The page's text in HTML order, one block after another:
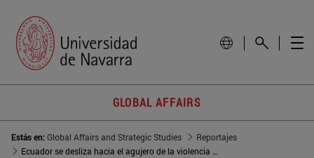
GLOBAL AFFAIRS
Estás en:Global Affairs and Strategic Studies
Reportajes
Ecuador se desliza hacia el agujero de la violencia y del narcotráfico